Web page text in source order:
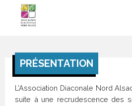
CENTRE
DE SOINS
INFIRMIERS
et SSIAD
PRÉSENTATION
L’Association Diaconale Nord
suite à une recrudescence des